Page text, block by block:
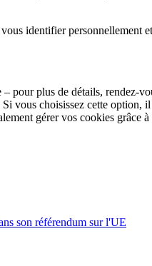
identifier
pour plus de détails, rendez-
vous choisissez cette
gérer vos cookies grâce
son référendum sur l'UE